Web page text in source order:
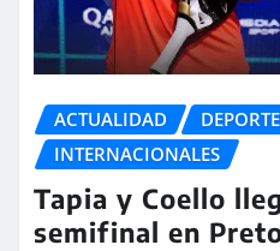
ACTUALIDAD
INTERNACIONALES
Tapia y Coello
semifinal en